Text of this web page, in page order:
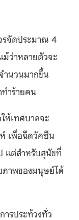
รจัดประมาณ 4
ว่าหลายตัวจะ
ำนวนมากขึ้น
ำร้ายคน
ห้เทศบาลจะ
เพื่อฉีดวัคซีน
แต่สำหรับสุนัขที่
ภาพของมนุษย์ได้
รประท้วงทั่ว